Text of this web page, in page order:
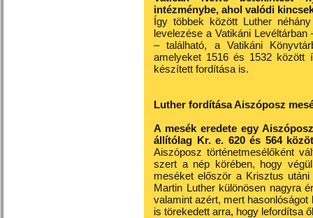
intézménybe, ahol valódi
Így többek között Luther
levelezése a Vatikáni
– található, a Vatikáni
amelyeket 1516 és 1532 között
készített fordítása is.
Luther fordítása Aiszóposz
A mesék eredete egy
állítólag Kr. e. 620 és 564
Aiszóposz történetmesélőként
szert a nép körében, hogy
meséket először a Krisztus
Martin Luther különösen nagyra
valamint azért, mert
is törekedett arra, hogy lefordítsa